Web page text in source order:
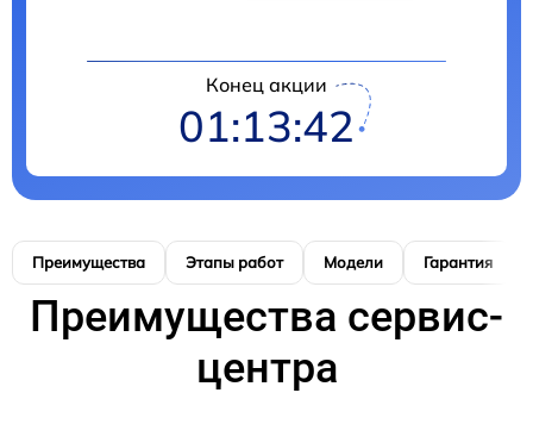
Конец акции
01:13:41
Преимущества Этапы работ Модели Гарантия
Преимущества сервис-
центра